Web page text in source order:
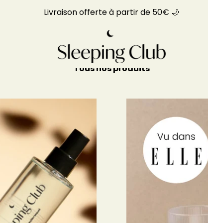
Livraison offerte à partir de 50€ 🌙
Tous nos produits